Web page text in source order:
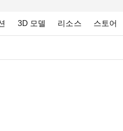
3D 모델 리소스 스토어